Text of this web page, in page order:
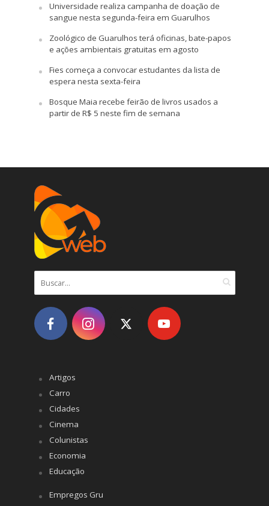
Universidade realiza campanha de doação de
sangue nesta segunda-feira em Guarulhos
Zoológico de Guarulhos terá oficinas, bate-papos
e ações ambientais gratuitas em agosto
Fies começa a convocar estudantes da lista de
espera nesta sexta-feira
Bosque Maia recebe feirão de livros usados a
partir de R$ 5 neste fim de semana
Artigos
Carro
Cidades
Cinema
Colunistas
Economia
Educação
Empregos Gru